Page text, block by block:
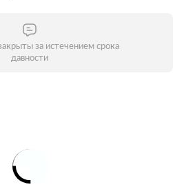
за истечением срока
давности